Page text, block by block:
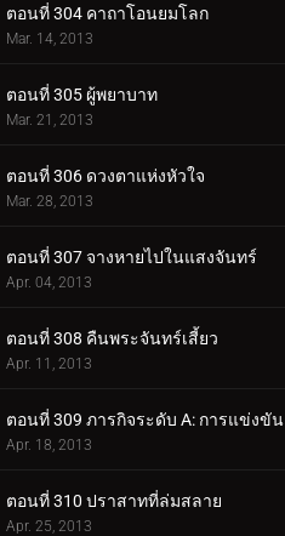
ตอนที่ 304 คาถาโอนยมโลก
Mar. 14, 2013
ตอนที่ 305 ผู้พยาบาท
Mar. 21, 2013
ตอนที่ 306 ดวงตาแห่งหัวใจ
Mar. 28, 2013
ตอนที่ 307 จางหายไปในแสงจันทร์
Apr. 04, 2013
ตอนที่ 308 คืนพระจันทร์เสี้ยว
Apr. 11, 2013
ตอนที่ 309 ภารกิจระดับ A: การแข่งขัน
Apr. 18, 2013
ตอนที่ 310 ปราสาทที่ล่มสลาย
Apr. 25, 2013